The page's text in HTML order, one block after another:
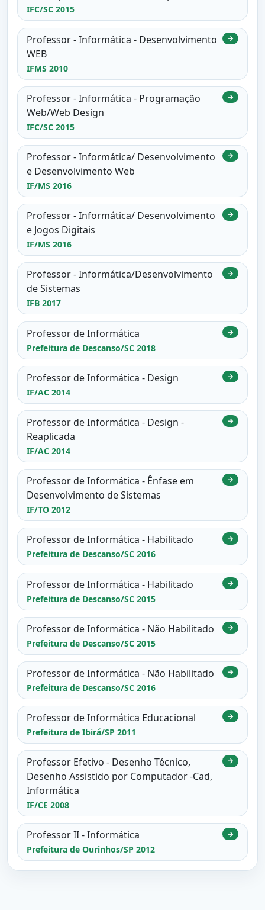
IFC/SC 2015
Professor - Informática - Desenvolvimento
WEB
IFMS 2010
→
Professor - Informática - Programação
Web/Web Design
IFC/SC 2015
→
Professor - Informática/ Desenvolvimento
e Desenvolvimento Web
IF/MS 2016
→
Professor - Informática/ Desenvolvimento
e Jogos Digitais
IF/MS 2016
→
Professor - Informática/Desenvolvimento
de Sistemas
IFB 2017
→
Professor de Informática
Prefeitura de Descanso/SC 2018
→
Professor de Informática - Design
IF/AC 2014
→
Professor de Informática - Design -
Reaplicada
IF/AC 2014
→
Professor de Informática - Ênfase em
Desenvolvimento de Sistemas
IF/TO 2012
→
Professor de Informática - Habilitado
Prefeitura de Descanso/SC 2016
→
Professor de Informática - Habilitado
Prefeitura de Descanso/SC 2015
→
Professor de Informática - Não Habilitado
Prefeitura de Descanso/SC 2015
→
Professor de Informática - Não Habilitado
Prefeitura de Descanso/SC 2016
→
Professor de Informática Educacional
Prefeitura de Ibirá/SP 2011
→
Professor Efetivo - Desenho Técnico,
Desenho Assistido por Computador -Cad,
Informática
IF/CE 2008
→
Professor II - Informática
Prefeitura de Ourinhos/SP 2012
→